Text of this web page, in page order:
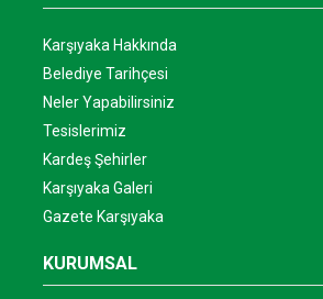
Karşıyaka Hakkında
Belediye Tarihçesi
Neler Yapabilirsiniz
Tesislerimiz
Kardeş Şehirler
Karşıyaka Galeri
Gazete Karşıyaka
KURUMSAL